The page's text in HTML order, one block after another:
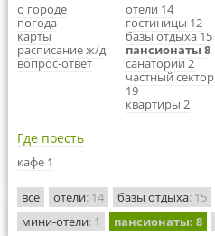
о городе
погода
карты
расписание ж/д
вопрос-ответ
отели 14
гостиницы 12
базы отдыха 15
пансионаты 8
санатории 2
частный сектор
19
квартиры 2
Где поесть
кафе 1
все отели: 14 базы отдыха: 15
мини-отели: 1 пансионаты: 8